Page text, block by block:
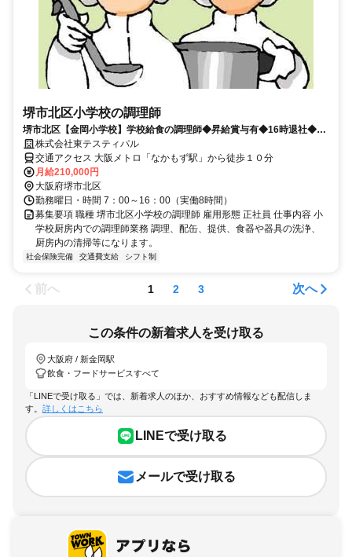
堺市北区小学校の調理師
堺市北区【金岡小学校】学校給食の調理師◆昇給賞与有◆16時退社◆経
験を活かせる◆年間休日数１２０日◆
株式会社東テスティパル
交通アクセス 大阪メトロ「なかもず駅」から徒歩１０分
月給210,000円
大阪府堺市北区
勤務曜日・時間 7：00～16：00（実働8時間）
募集要項 職種 堺市北区小学校の調理師 雇用形態 正社員 仕事内容 小
学校厨房内での調理師業務 調理、配缶、提供、食器や器具の洗浄、
厨房内の清掃等になります。
社会保険完備 交通費支給 シフト制
前へ 1 2 3 次へ
この条件の新着求人を受け取る
大阪府 / 新金岡駅
飲食・フードサービスすべて
「LINEで受け取る」では、新着求人のほか、おすすめ情報なども配信しま
す。 詳しくはこちら
LINEで受け取る
メールで受け取る